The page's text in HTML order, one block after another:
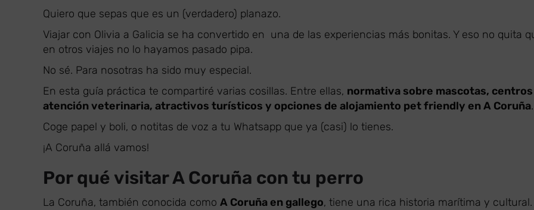
Quiero que sepas que es un (verdadero) planazo.
Viajar con Olivia a Galicia se ha convertido en una de las experiencias más bonitas. Y eso no quita
en otros viajes no lo hayamos pasado pipa.
No sé. Para nosotras ha sido muy especial.
En esta guía práctica te compartiré varias cosillas. Entre ellas, normativa sobre mascotas, centros
atención veterinaria, atractivos turísticos y opciones de alojamiento pet friendly en A Coruña.
Coge papel y boli, o notitas de voz a tu Whatsapp que ya (casi) lo tienes.
¡A Coruña allá vamos!
Por qué visitar A Coruña con tu perro
La Coruña, también conocida como A Coruña en gallego, tiene una rica historia marítima y cultural.